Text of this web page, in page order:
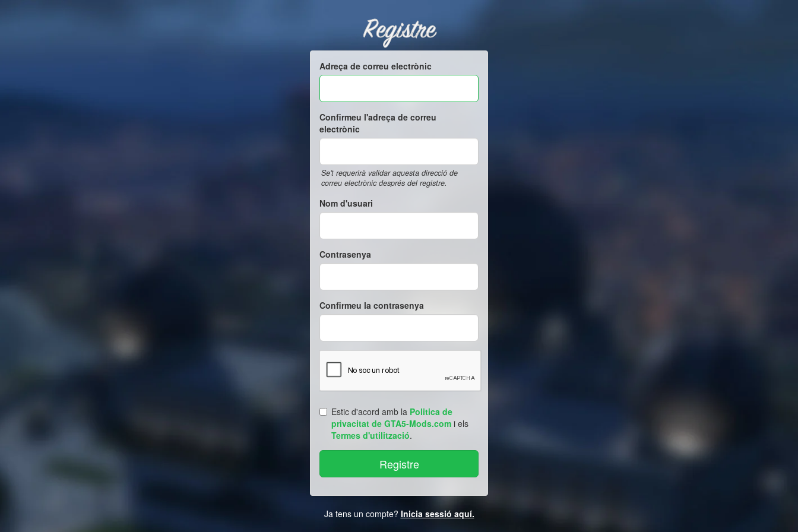
Registre
Adreça de correu electrònic
Confirmeu l'adreça de correu
electrònic
Se't requerirà validar aquesta direcció de
correu electrònic després del registre.
Nom d'usuari
Contrasenya
Confirmeu la contrasenya
Estic d'acord amb la Politica de
privacitat de GTA5-Mods.com i els
Termes d'utilització.
Ja tens un compte? Inicia sessió aquí.